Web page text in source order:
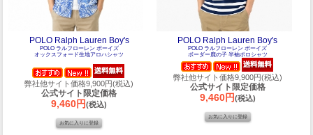
POLO Ralph Lauren Boy's
POLO ラルフローレン ボーイズ
オックスフォード生地アロハシャツ
弊社他サイト価格9,900円(税込)
公式サイト限定価格
9,460円(税込)
POLO Ralph Lauren Boy's
POLO ラルフローレン ボーイズ
ボーダー鹿の子 半袖ポロシャツ
弊社他サイト価格9,900円(税込)
公式サイト限定価格
9,460円(税込)